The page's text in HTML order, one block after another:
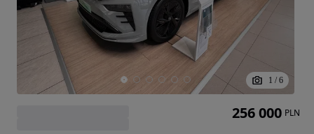
1 / 6
256 000 PLN